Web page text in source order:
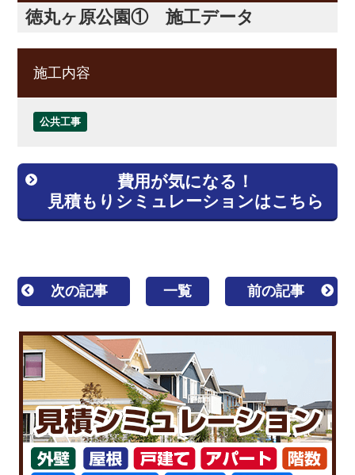
徳丸ヶ原公園① 施工データ
施工内容
公共工事
費用が気になる！
見積もりシミュレーションはこちら
次の記事 一覧 前の記事